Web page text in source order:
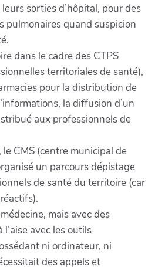
sorties d’hôpital, pour des
pulmonaires quand suspicion
dans le cadre des CTPS
territoriales de santé),
pour la distribution de
la diffusion d’un
aux professionnels de
le CMS (centre municipal de
un parcours dépistage
de santé du territoire (car
mais avec des
avec les outils
ni ordinateur, ni
des appels et